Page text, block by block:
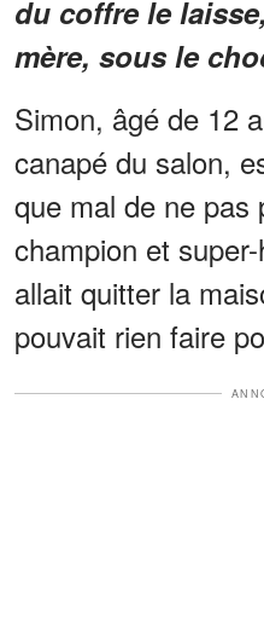
du coffre le
mère, sous le
Simon, âgé de 12
canapé du salon,
que mal de ne pas
champion et
allait quitter la
pouvait rien faire